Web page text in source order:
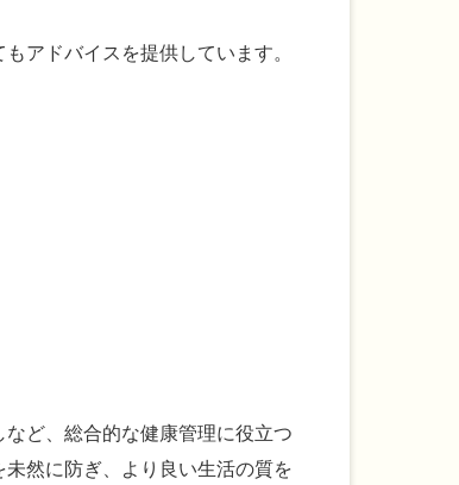
アドバイスを提供しています。
ど、総合的な健康管理に役立つ
然に防ぎ、より良い生活の質を